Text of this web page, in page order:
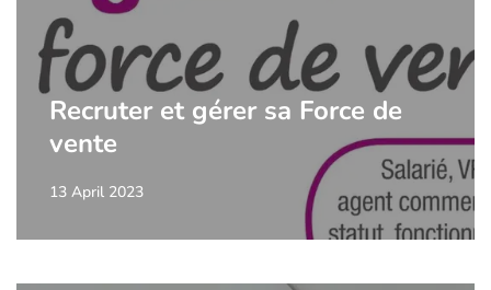
Recruter et gérer sa Force de
vente
13 April 2023